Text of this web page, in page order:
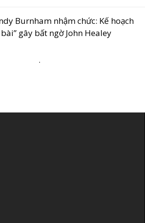
Burnham nhậm chức: Kế hoạch
gây bất ngờ John Healey
.